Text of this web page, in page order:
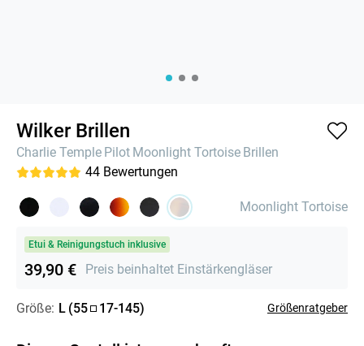
Wilker Brillen
Charlie Temple Pilot Moonlight Tortoise Brillen
44 Bewertungen
Moonlight Tortoise
Etui & Reinigungstuch inklusive
39,90 € Preis beinhaltet Einstärkengläser
Größe: L (55 17-145) Größenratgeber